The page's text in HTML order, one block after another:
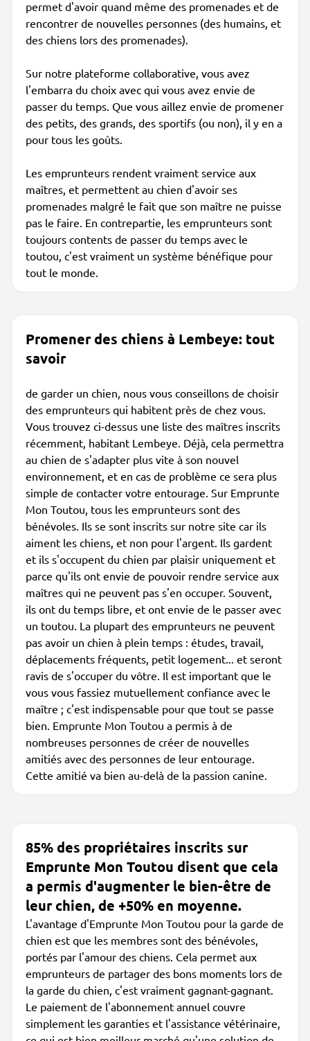
permet d'avoir quand même des promenades et de
rencontrer de nouvelles personnes (des humains, et
des chiens lors des promenades).
Sur notre plateforme collaborative, vous avez
l'embarra du choix avec qui vous avez envie de
passer du temps. Que vous aillez envie de promener
des petits, des grands, des sportifs (ou non), il y en a
pour tous les goûts.
Les emprunteurs rendent vraiment service aux
maîtres, et permettent au chien d'avoir ses
promenades malgré le fait que son maître ne puisse
pas le faire. En contrepartie, les emprunteurs sont
toujours contents de passer du temps avec le
toutou, c'est vraiment un système bénéfique pour
tout le monde.
Promener des chiens à Lembeye: tout
savoir
de garder un chien, nous vous conseillons de choisir
des emprunteurs qui habitent près de chez vous.
Vous trouvez ci-dessus une liste des maîtres inscrits
récemment, habitant Lembeye. Déjà, cela permettra
au chien de s'adapter plus vite à son nouvel
environnement, et en cas de problème ce sera plus
simple de contacter votre entourage. Sur Emprunte
Mon Toutou, tous les emprunteurs sont des
bénévoles. Ils se sont inscrits sur notre site car ils
aiment les chiens, et non pour l'argent. Ils gardent
et ils s'occupent du chien par plaisir uniquement et
parce qu'ils ont envie de pouvoir rendre service aux
maîtres qui ne peuvent pas s'en occuper. Souvent,
ils ont du temps libre, et ont envie de le passer avec
un toutou. La plupart des emprunteurs ne peuvent
pas avoir un chien à plein temps : études, travail,
déplacements fréquents, petit logement... et seront
ravis de s'occuper du vôtre. Il est important que le
vous vous fassiez mutuellement confiance avec le
maître ; c'est indispensable pour que tout se passe
bien. Emprunte Mon Toutou a permis à de
nombreuses personnes de créer de nouvelles
amitiés avec des personnes de leur entourage.
Cette amitié va bien au-delà de la passion canine.
85% des propriétaires inscrits sur
Emprunte Mon Toutou disent que cela
a permis d'augmenter le bien-être de
leur chien, de +50% en moyenne.
L'avantage d'Emprunte Mon Toutou pour la garde de
chien est que les membres sont des bénévoles,
portés par l'amour des chiens. Cela permet aux
emprunteurs de partager des bons moments lors de
la garde du chien, c'est vraiment gagnant-gagnant.
Le paiement de l'abonnement annuel couvre
simplement les garanties et l'assistance vétérinaire,